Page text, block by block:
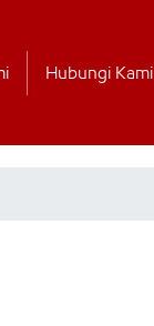
Hubungi Kami